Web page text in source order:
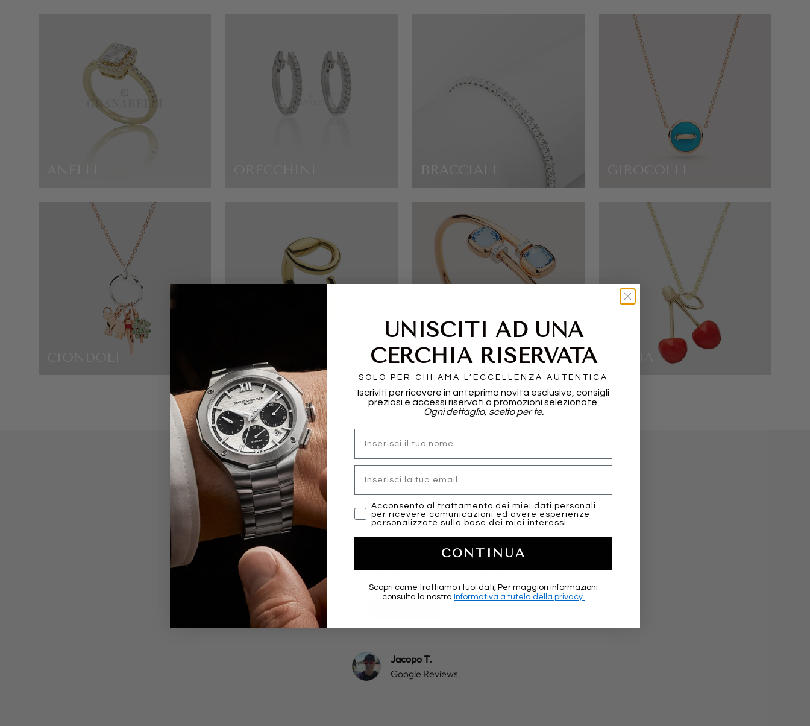
BRACCIALI
POMELLATO
WHAT THEY SAY ABOUT US...
Friendly, professional and fast in shipping. More than positive
experience. Highly recommended!
Jacopo T.
Google Reviews
UNISCITI AD UNA
CERCHIA RISERVATA
SOLO PER CHI AMA L’ECCELLENZA AUTENTICA
Iscriviti per ricevere in anteprima novità esclusive, consigli
preziosi e accessi riservati a promozioni selezionate.
Ogni dettaglio, scelto per te.
nome
Email
marketing
Acconsento al trattamento dei miei dati personali
per ricevere comunicazioni ed avere esperienze
personalizzate sulla base dei miei interessi.
CONTINUA
Scopri come trattiamo i tuoi dati, Per maggiori informazioni
consulta la nostra Informativa a tutela della privacy.